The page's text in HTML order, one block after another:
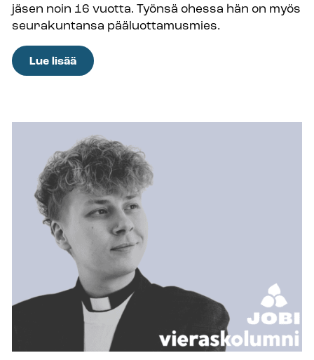
jäsen noin 16 vuotta. Työnsä ohessa hän on myös
seurakuntansa pääluottamusmies.
Lue lisää:
Tästä
ammattiliittoon:
Toni
Vehmassalo
on
tyytyväinen
jäsen
”Olen
saanut
liitosta todella
paljon apua –
toimistossa
on